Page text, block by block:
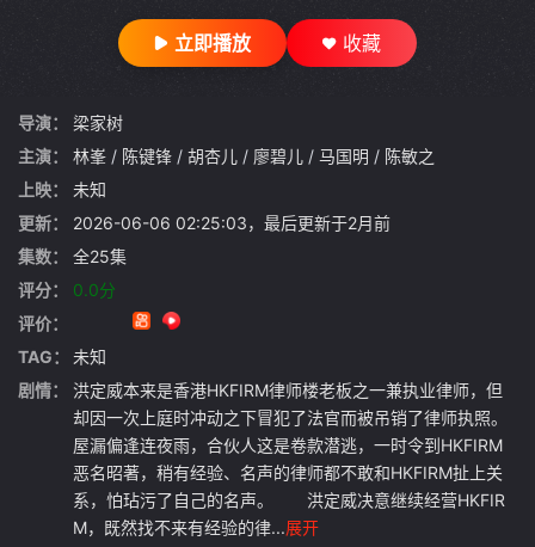
立即播放 收藏
导演：
梁家树
主演：
林峯 / 陈键锋 / 胡杏儿 / 廖碧儿 / 马国明 / 陈敏之
上映：
未知
更新：
2026-06-06 02:25:03，最后更新于2月前
集数：
全25集
评分：
0.0分
评价：
TAG：
未知
剧情：
洪定威本来是香港HKFIRM律师楼老板之一兼执业律师，但
却因一次上庭时冲动之下冒犯了法官而被吊销了律师执照。
屋漏偏逢连夜雨，合伙人这是卷款潜逃，一时令到HKFIRM
恶名昭著，稍有经验、名声的律师都不敢和HKFIRM扯上关
系，怕玷污了自己的名声。 洪定威决意继续经营HKFIR
M，既然找不来有经验的律...展开